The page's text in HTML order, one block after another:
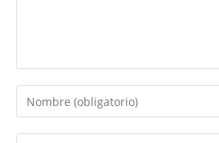
Introduce
tu
nombre